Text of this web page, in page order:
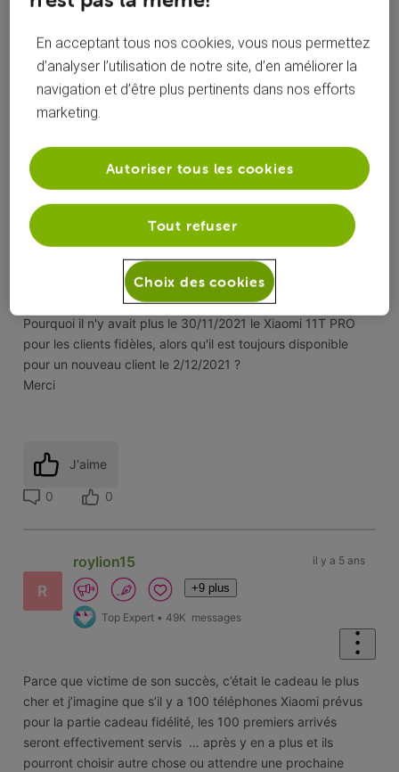
J'aime
0 0
romeo77
il y a 5 ans
Si vous voulez jouer sur le mots, je suis donc chez voo
depuis 2006, mais vous ne répondez absolument pas à ma
Pourquoi il n'y avait plus le 30/11/2021 le Xiaomi 11T PRO
pour les clients fidèles, alors qu'il est toujours disponible
pour un nouveau client le 2/12/2021 ?
Merci
J'aime
0 0
R
roylion15
+9 plus
Top Expert • 49K messages
il y a 5 ans
Parce que victime de son succès, c’était le cadeau le plus
cher et j’imagine que s’il y a 100 téléphones Xiaomi prévus
pour la partie cadeau fidélité, les 100 premiers arrivés
seront effectivement servis … après y en a plus et ils
pourront choisir autre chose ou attendre une prochaine
En acceptant tous nos cookies, vous nous permettez
d’analyser l’utilisation de notre site, d’en améliorer la
navigation et d’être plus pertinents dans nos efforts
marketing.
Tout refuser
Autoriser tous les cookies
Choix des cookies